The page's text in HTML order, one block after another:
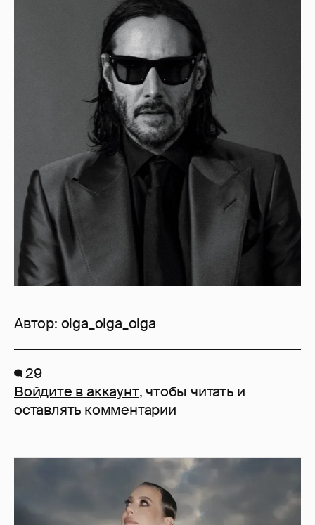
Автор: olga_olga_olga
29
Войдите в аккаунт, чтобы читать и
оставлять комментарии